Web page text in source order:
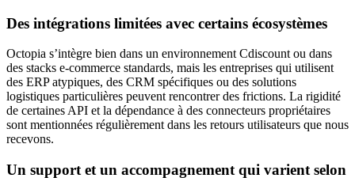
Des intégrations limitées avec certains écosystèmes
Octopia s’intègre bien dans un environnement Cdiscount ou dans
des stacks e-commerce standards, mais les entreprises qui utilisent
des ERP atypiques, des CRM spécifiques ou des solutions
logistiques particulières peuvent rencontrer des frictions. La rigidité
de certaines API et la dépendance à des connecteurs propriétaires
sont mentionnées régulièrement dans les retours utilisateurs que nous
recevons.
Un support et un accompagnement qui varient selon